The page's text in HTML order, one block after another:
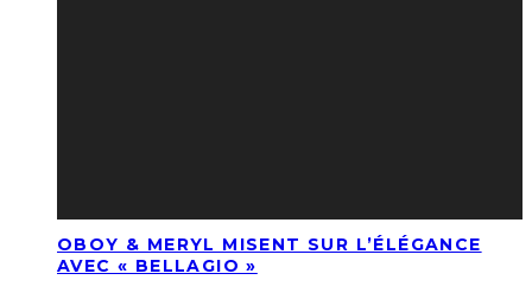
OBOY & MERYL MISENT SUR L’ÉLÉGANCE
AVEC « BELLAGIO »